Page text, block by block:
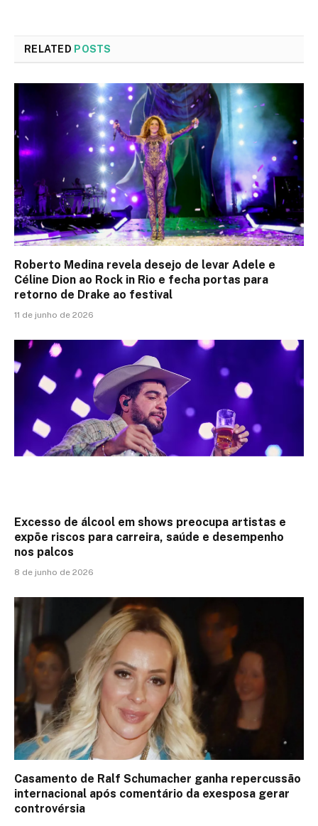
RELATED POSTS
Roberto Medina revela desejo de levar Adele e
Céline Dion ao Rock in Rio e fecha portas para
retorno de Drake ao festival
11 de junho de 2026
Excesso de álcool em shows preocupa artistas e
expõe riscos para carreira, saúde e desempenho
nos palcos
8 de junho de 2026
Casamento de Ralf Schumacher ganha repercussão
internacional após comentário da exesposa gerar
controvérsia